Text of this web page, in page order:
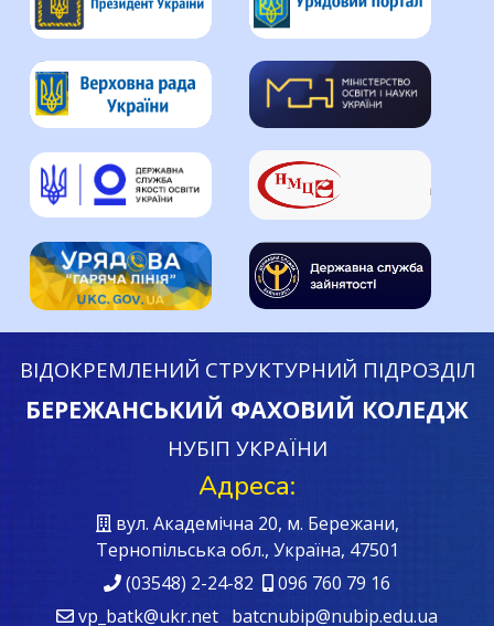
ВІДОКРЕМЛЕНИЙ СТРУКТУРНИЙ ПІДРОЗДІЛ
БЕРЕЖАНСЬКИЙ ФАХОВИЙ КОЛЕДЖ
НУБІП УКРАЇНИ
Адреса:
вул. Академічна 20, м. Бережани,
Тернопільська обл., Україна, 47501
(03548) 2-24-82
096 760 79 16
vp_batk@ukr.net batcnubip@nubip.edu.ua